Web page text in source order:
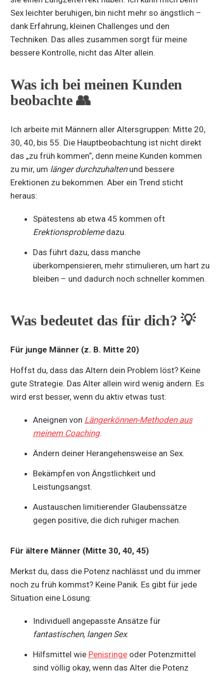
Sex leichter beruhigen, bin nicht mehr so ängstlich –
dank Erfahrung, kleinen Challenges und den
Techniken. Das alles zusammen sorgt für meine
bessere Kontrolle, nicht das Alter allein.
Was ich bei meinen Kunden
beobachte 👥
Ich arbeite mit Männern aller Altersgruppen: Mitte 20,
30, 40, bis 55. Die Hauptbeobachtung ist nicht direkt
das „zu früh kommen“, denn meine Kunden kommen
zu mir, um länger durchzuhaltenund bessere
Erektionen zu bekommen. Aber ein Trend sticht
heraus:
Spätestens ab etwa 45 kommen oft
Erektionsproblemedazu.
Das führt dazu, dass manche
überkompensieren, mehr stimulieren, um hart zu
bleiben – und dadurch noch schneller kommen.
Was bedeutet das für dich? 💡
Für junge Männer (z. B. Mitte 20)
Hoffst du, dass das Altern dein Problem löst? Keine
gute Strategie. Das Alter allein wird wenig ändern. Es
wird erst besser, wenn du aktiv etwas tust:
Aneignen von Längerkönnen-Methoden aus
meinem Coaching.
Ändern deiner Herangehensweise an Sex.
Bekämpfen von Ängstlichkeit und
Leistungsangst.
Austauschen limitierender Glaubenssätze
gegen positive, die dich ruhiger machen.
Für ältere Männer (Mitte 30, 40, 45)
Merkst du, dass die Potenz nachlässt und du immer
noch zu früh kommst? Keine Panik. Es gibt für jede
Situation eine Lösung:
Individuell angepasste Ansätze für
fantastischen, langen Sex.
Hilfsmittel wie Penisringeoder Potenzmittel
sind völlig okay, wenn das Alter die Potenz